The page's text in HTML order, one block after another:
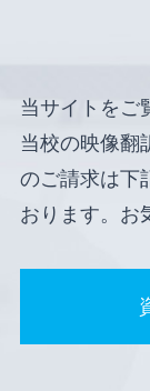
当サイトをご
当校の映像翻
のご請求は下
おります。お